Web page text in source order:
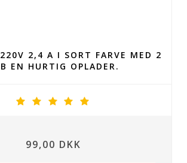
2,4 A I SORT FARVE MED 2
EN HURTIG OPLADER.
99,00 DKK